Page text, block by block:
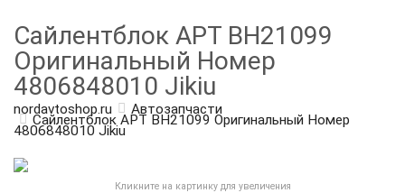
Сайлентблок АРТ BH21099
Оригинальный Номер
4806848010 Jikiu
nordavtoshop.ru Автозапчасти
Сайлентблок АРТ BH21099 Оригинальный Номер
4806848010 Jikiu
Кликните на картинку для увеличения